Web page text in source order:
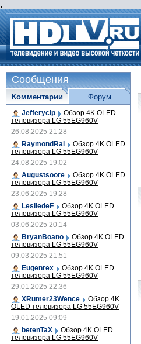
.
Сообщения
Комментарии
Jefferycip Обзор 4K OLED
телевизора LG 55EG960V
26.08.2025 21:28
RaymondRal
Обзор 4K OLED
телевизора LG 55EG960V
24.08.2025 19:02
Augustsoore
Обзор 4K OLED
телевизора LG 55EG960V
23.06.2025 19:28
LesliedeF
Обзор 4K OLED
телевизора LG 55EG960V
03.06.2025 20:14
BryanBoano
Обзор 4K OLED
телевизора LG 55EG960V
09.03.2025 21:51
Eugenrex
Обзор 4K OLED
телевизора LG 55EG960V
29.01.2025 22:36
XRumer23Wence
Обзор 4K
OLED телевизора LG 55EG960V
19.01.2025 09:09
betenTaX
Обзор 4K OLED
телевизора LG 55EG960V
Форум